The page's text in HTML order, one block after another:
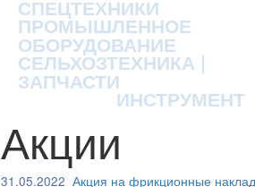
СПЕЦТЕХНИКИ
ПРОМЫШЛЕННОЕ
ОБОРУДОВАНИЕ
СЕЛЬХОЗТЕХНИКА |
ЗАПЧАСТИ
ИНСТРУМЕНТ
Акции
31.05.2022 Акция на фрикционные